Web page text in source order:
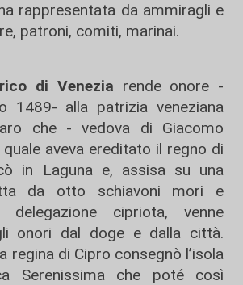
rappresentata da ammiragli e
patroni, comiti, marinai.
di Venezia rende onore -
1489- alla patrizia veneziana
che - vedova di Giacomo
quale aveva ereditato il regno di
in Laguna e, assisa su una
da otto schiavoni mori e
delegazione cipriota, venne
onori dal doge e dalla città.
regina di Cipro consegnò l’isola
Serenissima che poté così